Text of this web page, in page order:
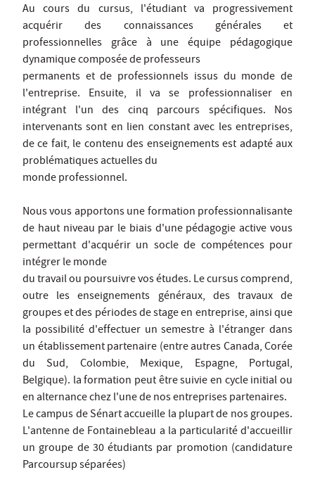
Au cours du cursus, l'étudiant va progressivement
acquérir des connaissances générales et
professionnelles grâce à une équipe pédagogique
dynamique composée de professeurs
permanents et de professionnels issus du monde de
l'entreprise. Ensuite, il va se professionnaliser en
intégrant l'un des cinq parcours spécifiques. Nos
intervenants sont en lien constant avec les entreprises,
de ce fait, le contenu des enseignements est adapté aux
problématiques actuelles du
monde professionnel.
Nous vous apportons une formation professionnalisante
de haut niveau par le biais d'une pédagogie active vous
permettant d'acquérir un socle de compétences pour
intégrer le monde
du travail ou poursuivre vos études. Le cursus comprend,
outre les enseignements généraux, des travaux de
groupes et des périodes de stage en entreprise, ainsi que
la possibilité d'effectuer un semestre à l'étranger dans
un établissement partenaire (entre autres Canada, Corée
du Sud, Colombie, Mexique, Espagne, Portugal,
Belgique). la formation peut être suivie en cycle initial ou
en alternance chez l'une de nos entreprises partenaires.
Le campus de Sénart accueille la plupart de nos groupes.
L'antenne de Fontainebleau a la particularité d'accueillir
un groupe de 30 étudiants par promotion (candidature
Parcoursup séparées)